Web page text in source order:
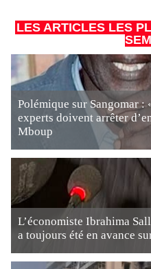
LES ARTICLES LES
Polémique sur Sangomar :
experts doivent arrêter
Mboup
L’économiste Ibrahima
a toujours été en avance